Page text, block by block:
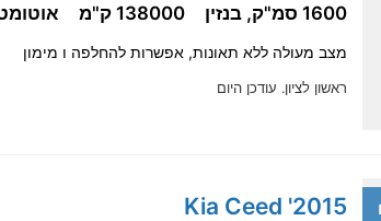
ראשון לציון. עודכן היום
1600 סמ"ק, בנזין 138000 ק"מ
מצב מעולה ללא תאונות, אפשרות להחלפה ו מימון
2015' Kia Ceed